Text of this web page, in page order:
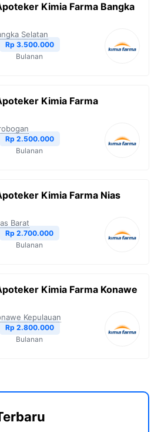
Kimia Farma Bangka
Selatan
Rp 3.500.000
Bulanan
Kimia Farma
Rp 2.500.000
Bulanan
Kimia Farma Nias
Barat
Rp 2.700.000
Bulanan
Kimia Farma Konawe
Kepulauan
Rp 2.800.000
Bulanan